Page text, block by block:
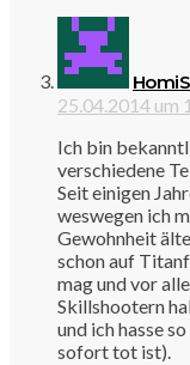
25.04.2014 um
Ich bin
verschiedene
Seit einigen
weswegen ich
Gewohnheit
schon auf
mag und vor
Skillshootern
und ich hasse
sofort tot ist).